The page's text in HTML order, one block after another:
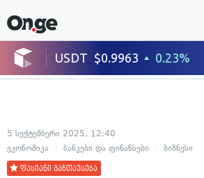
5 სექტემბერი 2025, 12:40
ეკონომიკა
ბანკები და ფინანსები ბიზნესი
ფასიანი განთავსება